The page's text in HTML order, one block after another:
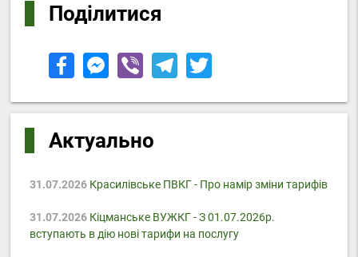
Поділитися
Актуально
31.07.2026Красилівське ПВКГ - Про намір зміни тарифів
31.07.2026Кіцманське ВУЖКГ - З 01.07.2026р.
вступають в дію нові тарифи на послугу